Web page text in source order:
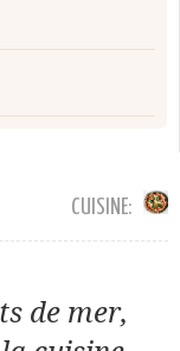
CUISINE:
de mer,